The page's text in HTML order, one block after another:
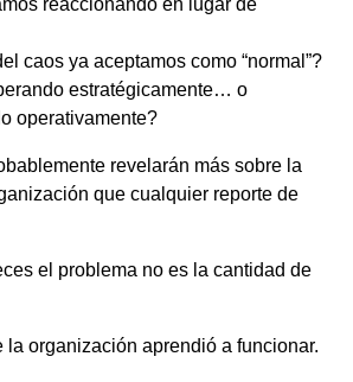
reaccionando en lugar de
caos ya aceptamos como “normal”?
estratégicamente… o
operativamente?
revelarán más sobre la
que cualquier reporte de
el problema no es la cantidad de
la organización aprendió a funcionar.